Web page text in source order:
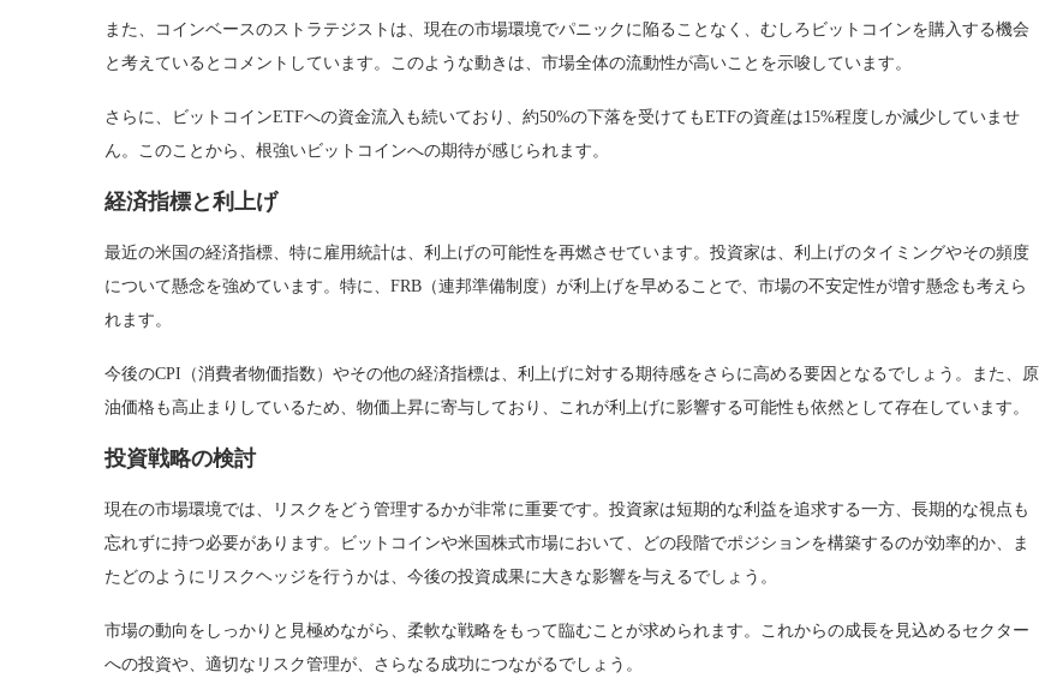
また、コインベースのストラテジストは、現在の市場環境でパニックに陥ることなく、むしろビットコインを購入する機会
と考えているとコメントしています。このような動きは、市場全体の流動性が高いことを示唆しています。
さらに、ビットコインETFへの資金流入も続いており、約50%の下落を受けてもETFの資産は15%程度しか減少していませ
ん。このことから、根強いビットコインへの期待が感じられます。
経済指標と利上げ
最近の米国の経済指標、特に雇用統計は、利上げの可能性を再燃させています。投資家は、利上げのタイミングやその頻度
について懸念を強めています。特に、FRB（連邦準備制度）が利上げを早めることで、市場の不安定性が増す懸念も考えら
れます。
今後のCPI（消費者物価指数）やその他の経済指標は、利上げに対する期待感をさらに高める要因となるでしょう。また、原
油価格も高止まりしているため、物価上昇に寄与しており、これが利上げに影響する可能性も依然として存在しています。
投資戦略の検討
現在の市場環境では、リスクをどう管理するかが非常に重要です。投資家は短期的な利益を追求する一方、長期的な視点も
忘れずに持つ必要があります。ビットコインや米国株式市場において、どの段階でポジションを構築するのが効率的か、ま
たどのようにリスクヘッジを行うかは、今後の投資成果に大きな影響を与えるでしょう。
市場の動向をしっかりと見極めながら、柔軟な戦略をもって臨むことが求められます。これからの成長を見込めるセクター
への投資や、適切なリスク管理が、さらなる成功につながるでしょう。